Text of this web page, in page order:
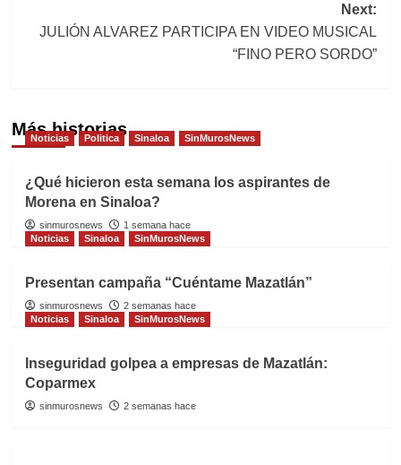
Next:
JULIÓN ALVAREZ PARTICIPA EN VIDEO MUSICAL
“FINO PERO SORDO”
Más historias
Noticias Politica Sinaloa SinMurosNews
¿Qué hicieron esta semana los aspirantes de
Morena en Sinaloa?
sinmurosnews
1 semana hace
Noticias
Sinaloa SinMurosNews
Presentan campaña “Cuéntame Mazatlán”
sinmurosnews
2 semanas hace
Noticias
Sinaloa SinMurosNews
Inseguridad golpea a empresas de Mazatlán:
Coparmex
sinmurosnews 2 semanas hace